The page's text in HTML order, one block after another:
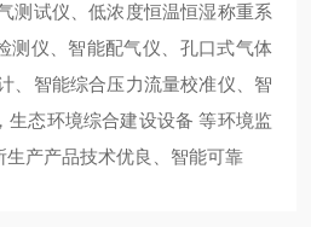
测试仪、低浓度恒温恒湿称重系
测仪、智能配气仪、孔口式气体
、智能综合压力流量校准仪、智
生态环境综合建设设备 等环境监
产产品技术优良、智能可靠